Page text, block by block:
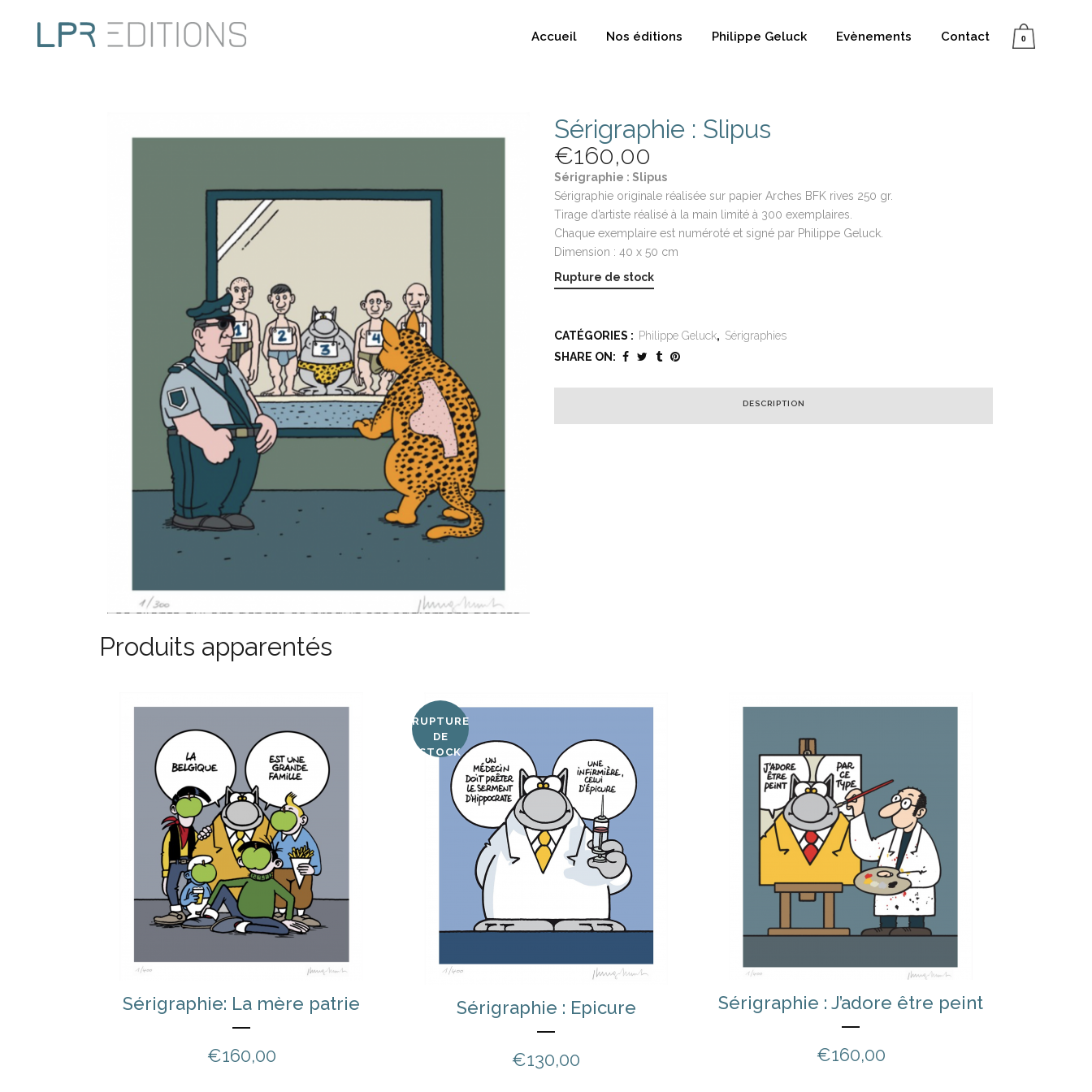
0
Accueil Nos éditions Philippe Geluck Evènements Contact
Sérigraphie : Slipus
€160,00
Sérigraphie : Slipus
Sérigraphie originale réalisée sur papier Arches BFK rives 250 gr.
Tirage d’artiste réalisé à la main limité à 300 exemplaires.
Chaque exemplaire est numéroté et signé par Philippe Geluck.
Dimension : 40 x 50 cm
Rupture de stock
CATÉGORIES : Philippe Geluck, Sérigraphies
SHARE ON:
DESCRIPTION
Produits apparentés
Sérigraphie: La mère patrie
€160,00
RUPTURE
DE
STOCK
Sérigraphie : Epicure
€130,00
Sérigraphie : J’adore être peint
€160,00